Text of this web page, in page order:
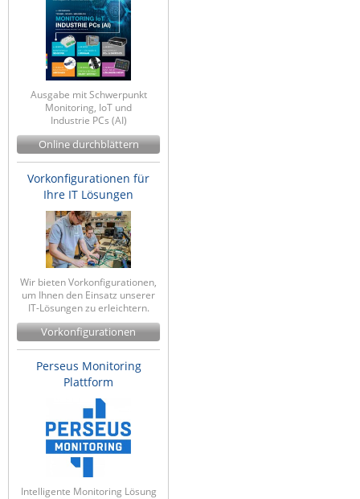
Ausgabe mit Schwerpunkt
Monitoring, IoT und
Industrie PCs (AI)
Online durchblättern
Vorkonfigurationen für
Ihre IT Lösungen
Wir bieten Vorkonfigurationen,
um Ihnen den Einsatz unserer
IT-Lösungen zu erleichtern.
Vorkonfigurationen
Perseus Monitoring
Plattform
Intelligente Monitoring Lösung